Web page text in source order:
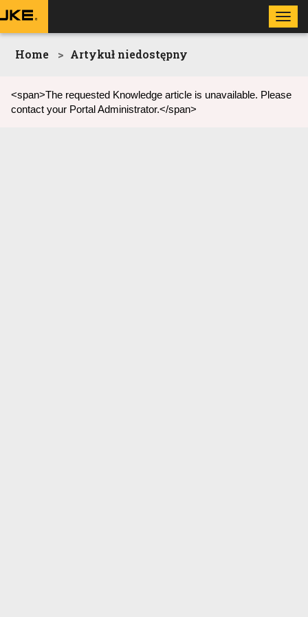
Home Artykuł niedostępny
<span>The requested Knowledge article is unavailable. Please
contact your Portal Administrator.</span>